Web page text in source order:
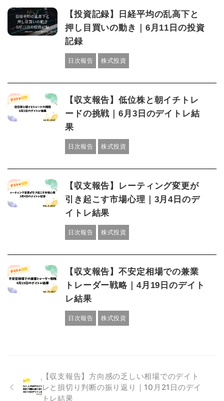
【投資記録】日経平均の乱高下と
押し目買いの動き｜6月11日の投資
記録
日次報告 株式投資
【収支報告】低位株と朝イチトレ
ードの挑戦｜6月3日のデイトレ結
果
日次報告 株式投資
【収支報告】レーティング変更が
引き起こす市場心理｜3月4日のデ
イトレ結果
日次報告 株式投資
【収支報告】不安定相場での兼業
トレーダー戦略｜4月19日のデイト
レ結果
日次報告 株式投資
【収支報告】方向感の乏しい相場でのデイト
レと損切り判断の振り返り｜10月21日のデイ
トレ結果